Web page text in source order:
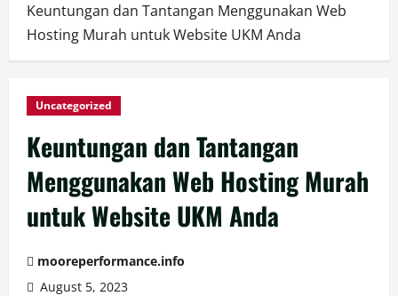
Keuntungan dan Tantangan Menggunakan Web
Hosting Murah untuk Website UKM Anda
Uncategorized
Keuntungan dan Tantangan
Menggunakan Web Hosting Murah
untuk Website UKM Anda
mooreperformance.info
August 5, 2023